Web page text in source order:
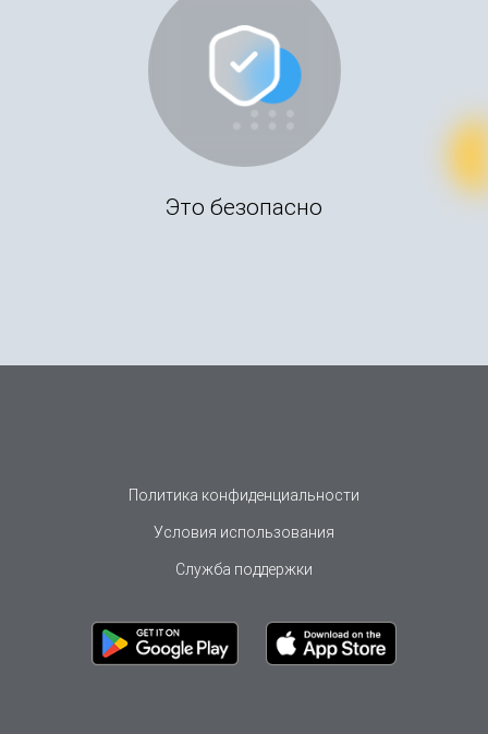
Это безопасно
Политика конфиденциальности
Условия использования
Служба поддержки